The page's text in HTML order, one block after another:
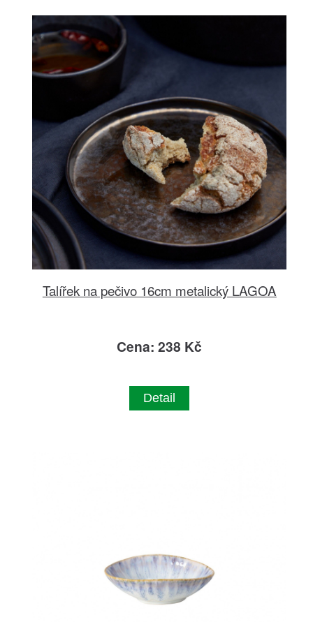
Talířek na pečivo 16cm metalický LAGOA
Cena: 238 Kč
Detail